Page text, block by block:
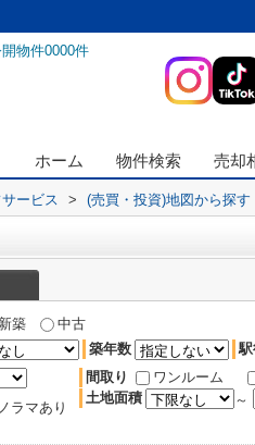
物件0000件
ホーム 物件検索 売却
ービス > (売買・投資)地図から探す
新築
中古
築年数
ラマあり
間取り
ワンルーム
土地面積
～